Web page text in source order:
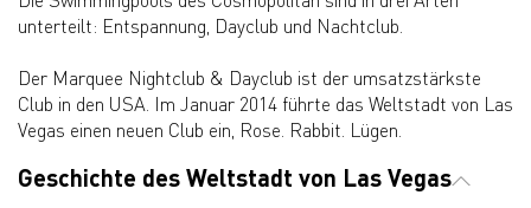
unterteilt: Entspannung, Dayclub und Nachtclub.
Der Marquee Nightclub & Dayclub ist der umsatzstärkste
Club in den USA. Im Januar 2014 führte das Weltstadt von Las
Vegas einen neuen Club ein, Rose. Rabbit. Lügen.
Geschichte des Weltstadt von Las Vegas